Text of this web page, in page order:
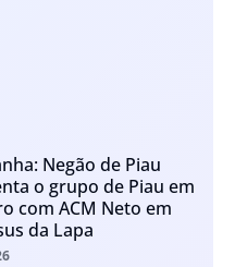
Negão de Piau
o grupo de Piau em
com ACM Neto em
da Lapa